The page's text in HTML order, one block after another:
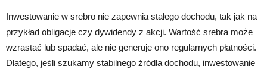
Inwestowanie w srebro nie zapewnia stałego dochodu, tak jak na
przykład obligacje czy dywidendy z akcji. Wartość srebra może
wzrastać lub spadać, ale nie generuje ono regularnych płatności.
Dlatego, jeśli szukamy stabilnego źródła dochodu, inwestowanie